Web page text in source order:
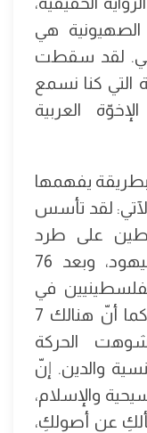
هي
لقد سقطت
التي كنا نسمع
العربية
بطريقة يفهمها
لقد تأسس
على طرد
الشعب الفلسطيني وإحضار اليهود، وبعد 76
في
الداخل حوالي 7 ملايين نسمة، كما أنّ هنالك 7
الحركة
والدين. إنّ
والإسلام،
عن أصولكِ،